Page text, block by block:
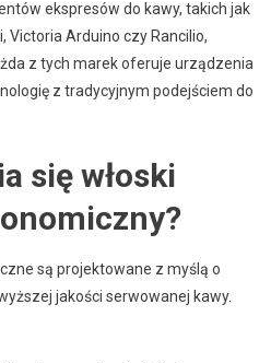
ekspresów do kawy, takich jak
Victoria Arduino czy Rancilio,
z tych marek oferuje urządzenia
z tradycyjnym podejściem do
się włoski
są projektowane z myślą o
jakości serwowanej kawy.